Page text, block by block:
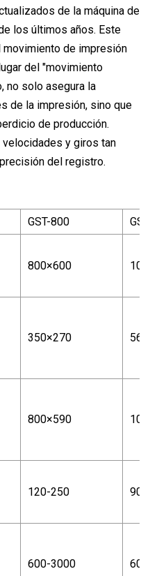
de la máquina de
los últimos años. Este
movimiento de impresión
del "movimiento
no solo asegura la
de la impresión, sino que
de producción.
velocidades y giros tan
del registro.
GST-800
800×600
350×270
800×590
120-250 90-
600-3000